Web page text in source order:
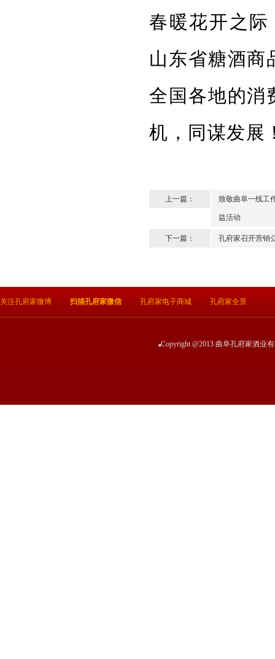
春暖花开之
山东省糖酒
全国各地的消
机，同谋发展
上一篇： 致敬曲阜一线工
益活动
下一篇： 孔府家召开营销
关注孔府家微博 扫描孔府家微信 孔府家电子商城 孔府家全景
Copyright @2013 曲阜孔府家酒业